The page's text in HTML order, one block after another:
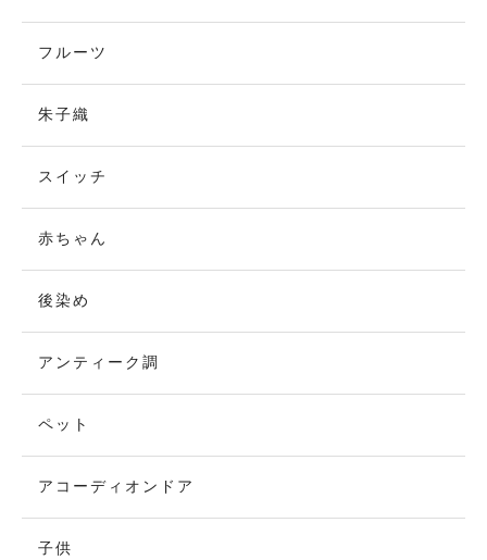
フルーツ
朱子織
スイッチ
赤ちゃん
後染め
アンティーク調
ペット
アコーディオンドア
子供